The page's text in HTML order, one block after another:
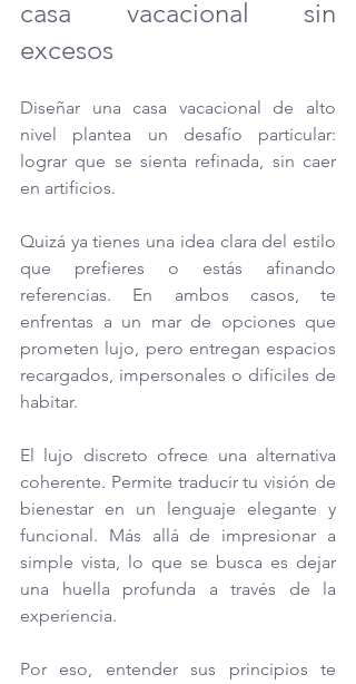
casa vacacional sin
excesos
Diseñar una casa vacacional de alto
nivel plantea un desafío particular:
lograr que se sienta refinada, sin caer
en artificios.
Quizá ya tienes una idea clara del estilo
que prefieres o estás afinando
referencias. En ambos casos, te
enfrentas a un mar de opciones que
prometen lujo, pero entregan espacios
recargados, impersonales o difíciles de
habitar.
El lujo discreto ofrece una alternativa
coherente. Permite traducir tu visión de
bienestar en un lenguaje elegante y
funcional. Más allá de impresionar a
simple vista, lo que se busca es dejar
una huella profunda a través de la
experiencia.
Por eso, entender sus principios te